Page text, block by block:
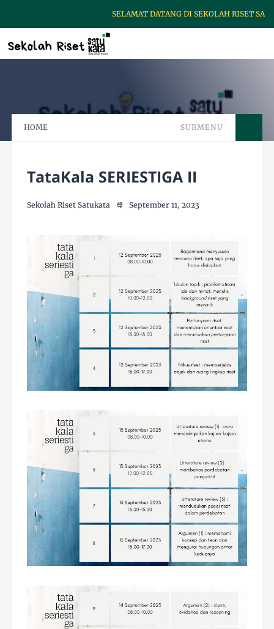
SELAMAT DATANG DI SEKOLAH RISET
HOME SUBMENU
TataKala SERIESTIGA II
Sekolah Riset Satukata September 11, 2023